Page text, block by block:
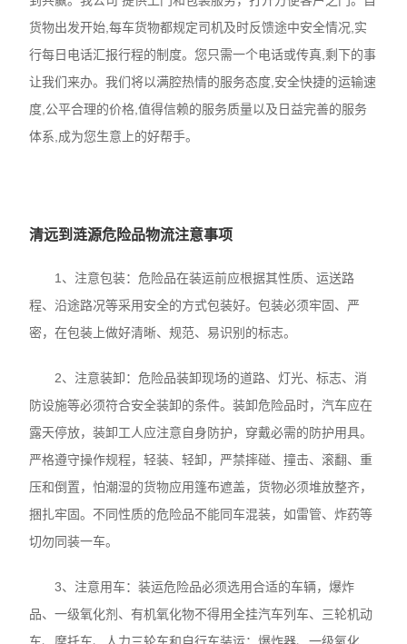
货物出发开始,每车货物都规定司机及时反馈途中安全情况,实
行每日电话汇报行程的制度。您只需一个电话或传真,剩下的事
让我们来办。我们将以满腔热情的服务态度,安全快捷的运输速
度,公平合理的价格,值得信赖的服务质量以及日益完善的服务
体系,成为您生意上的好帮手。
清远到涟源危险品物流注意事项
1、注意包装：危险品在装运前应根据其性质、运送路
程、沿途路况等采用安全的方式包装好。包装必须牢固、严
密，在包装上做好清晰、规范、易识别的标志。
2、注意装卸：危险品装卸现场的道路、灯光、标志、消
防设施等必须符合安全装卸的条件。装卸危险品时，汽车应在
露天停放，装卸工人应注意自身防护，穿戴必需的防护用具。
严格遵守操作规程，轻装、轻卸，严禁摔碰、撞击、滚翻、重
压和倒置，怕潮湿的货物应用篷布遮盖，货物必须堆放整齐，
捆扎牢固。不同性质的危险品不能同车混装，如雷管、炸药等
切勿同装一车。
3、注意用车：装运危险品必须选用合适的车辆，爆炸
品、一级氧化剂、有机氧化物不得用全挂汽车列车、三轮机动